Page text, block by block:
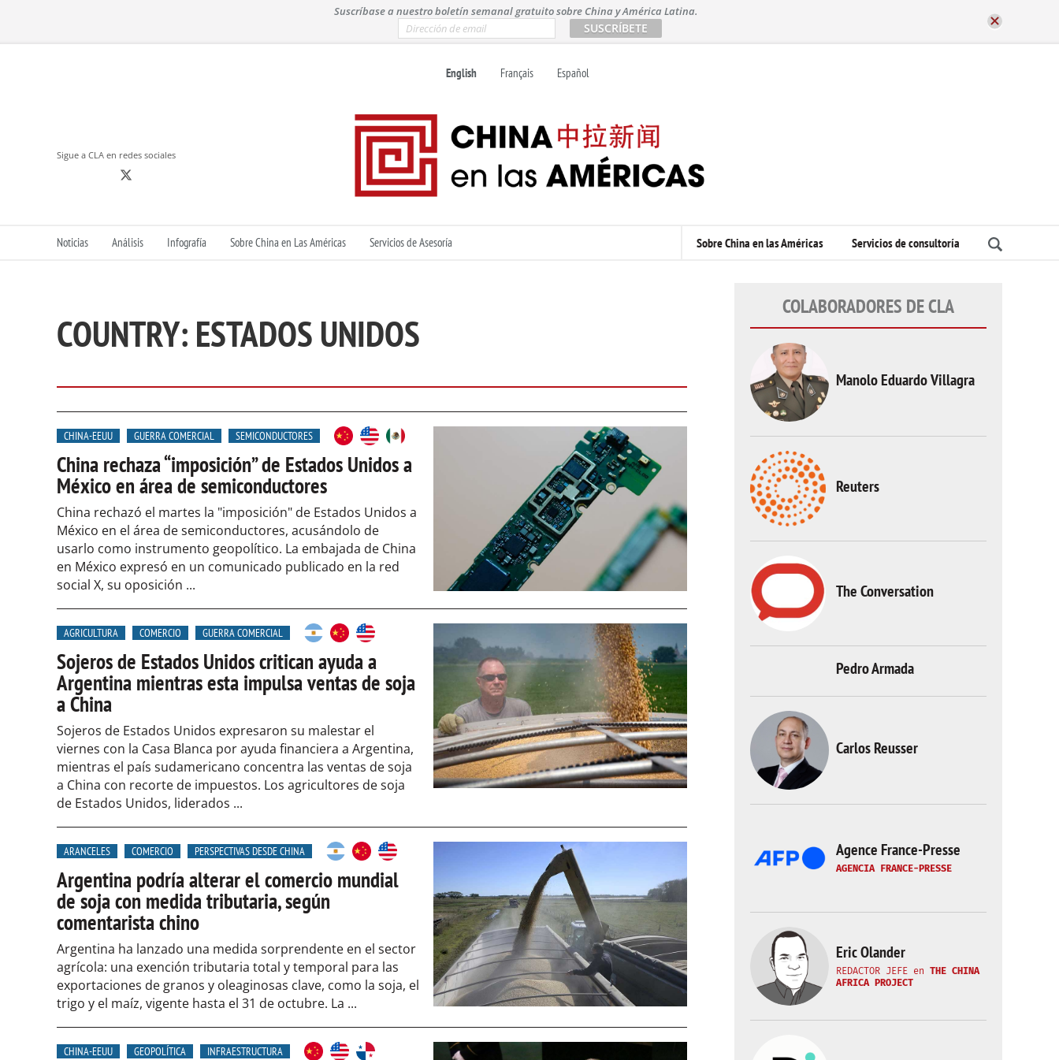
i
Suscríbase a nuestro boletín semanal gratuito sobre China y América Latina.
m
English Français Español
Sigue a CLA en redes sociales
Noticias Análisis Infografía Sobre China en Las Américas Servicios de Asesoría Sobre China en las Américas Servicios de consultoría
COUNTRY: ESTADOS UNIDOS
CHINA-EEUU GUERRA COMERCIAL SEMICONDUCTORES
China rechaza “imposición” de Estados Unidos a
México en área de semiconductores
China rechazó el martes la "imposición" de Estados Unidos a
México en el área de semiconductores, acusándolo de
usarlo como instrumento geopolítico. La embajada de China
en México expresó en un comunicado publicado en la red
social X, su oposición ...
AGRICULTURA COMERCIO GUERRA COMERCIAL
Sojeros de Estados Unidos critican ayuda a
Argentina mientras esta impulsa ventas de soja
a China
Sojeros de Estados Unidos expresaron su malestar el
viernes con la Casa Blanca por ayuda financiera a Argentina,
mientras el país sudamericano concentra las ventas de soja
a China con recorte de impuestos. Los agricultores de soja
de Estados Unidos, liderados ...
ARANCELES COMERCIO PERSPECTIVAS DESDE CHINA
Argentina podría alterar el comercio mundial
de soja con medida tributaria, según
comentarista chino
Argentina ha lanzado una medida sorprendente en el sector
agrícola: una exención tributaria total y temporal para las
exportaciones de granos y oleaginosas clave, como la soja, el
trigo y el maíz, vigente hasta el 31 de octubre. La ...
CHINA-EEUU GEOPOLÍTICA INFRAESTRUCTURA
COLABORADORES DE CLA
Manolo Eduardo Villagra
Reuters
The Conversation
Pedro Armada
Carlos Reusser
Agence France-Presse
AGENCIA FRANCE-PRESSE
Eric Olander
REDACTOR JEFE en THE CHINA
AFRICA PROJECT